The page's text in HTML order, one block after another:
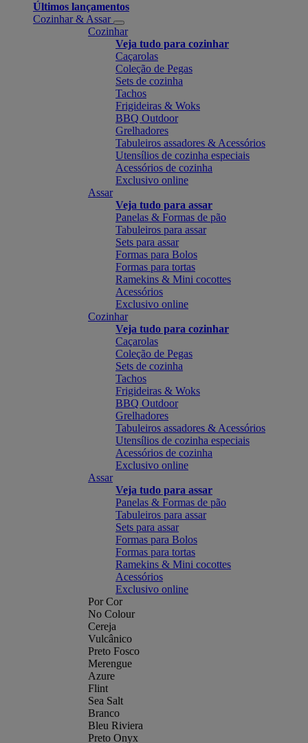
Últimos lançamentos
Cozinhar & Assar
Cozinhar
Veja tudo para cozinhar
Caçarolas
Coleção de Pegas
Sets de cozinha
Tachos
Frigideiras & Woks
BBQ Outdoor
Grelhadores
Tabuleiros assadores & Acessórios
Utensílios de cozinha especiais
Acessórios de cozinha
Exclusivo online
Assar
Veja tudo para assar
Panelas & Formas de pão
Tabuleiros para assar
Sets para assar
Formas para Bolos
Formas para tortas
Ramekins & Mini cocottes
Acessórios
Exclusivo online
Cozinhar
Veja tudo para cozinhar
Caçarolas
Coleção de Pegas
Sets de cozinha
Tachos
Frigideiras & Woks
BBQ Outdoor
Grelhadores
Tabuleiros assadores & Acessórios
Utensílios de cozinha especiais
Acessórios de cozinha
Exclusivo online
Assar
Veja tudo para assar
Panelas & Formas de pão
Tabuleiros para assar
Sets para assar
Formas para Bolos
Formas para tortas
Ramekins & Mini cocottes
Acessórios
Exclusivo online
Por Cor
No Colour
Cereja
Vulcânico
Preto Fosco
Merengue
Azure
Flint
Sea Salt
Branco
Bleu Riviera
Preto Onyx